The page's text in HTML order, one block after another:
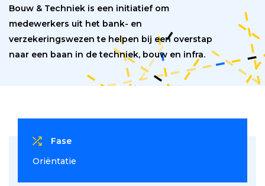
Bouw & Techniek is een initiatief om
medewerkers uit het bank- en
verzekeringswezen te helpen bij een overstap
naar een baan in de techniek, bouw en infra.
Fase
Oriëntatie